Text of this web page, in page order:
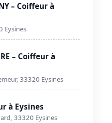
– Coiffeur à
Eysines
– Coiffeur à
33320 Eysines
à Eysines
33320 Eysines